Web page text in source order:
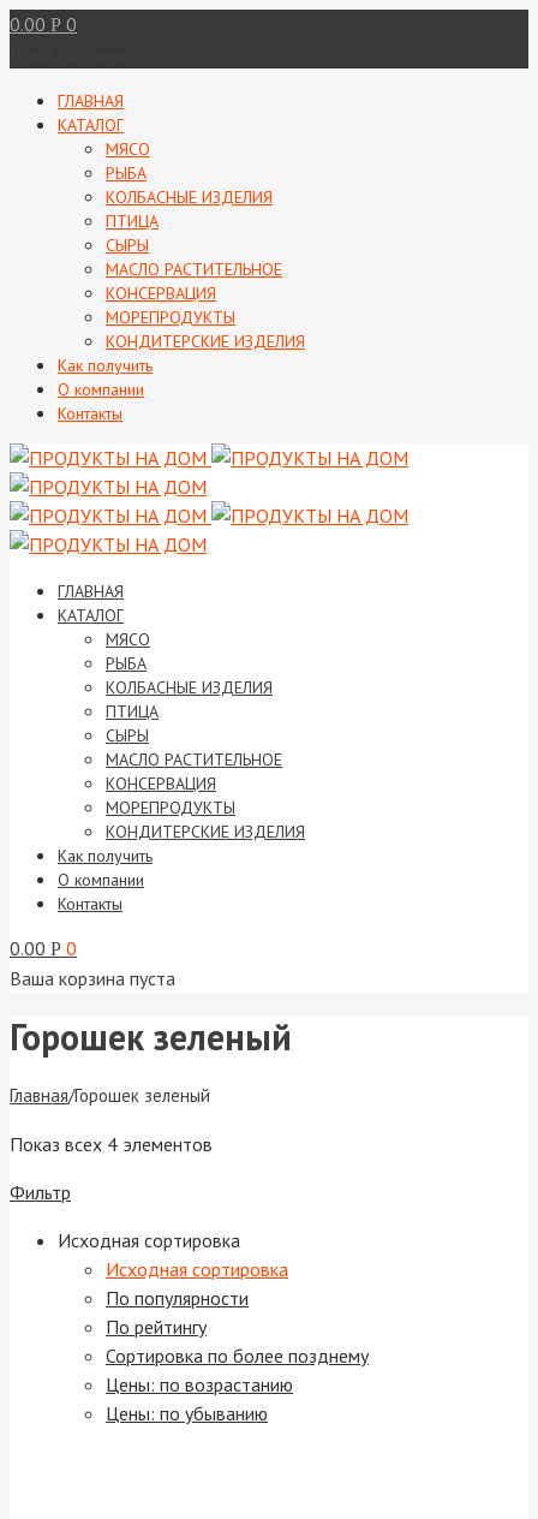
0.00 Р 0
ГЛАВНАЯ
КАТАЛОГ
МЯСО
РЫБА
КОЛБАСНЫЕ ИЗДЕЛИЯ
ПТИЦА
СЫРЫ
МАСЛО РАСТИТЕЛЬНОЕ
КОНСЕРВАЦИЯ
МОРЕПРОДУКТЫ
КОНДИТЕРСКИЕ ИЗДЕЛИЯ
Как получить
О компании
Контакты
ГЛАВНАЯ
КАТАЛОГ
МЯСО
РЫБА
КОЛБАСНЫЕ ИЗДЕЛИЯ
ПТИЦА
СЫРЫ
МАСЛО РАСТИТЕЛЬНОЕ
КОНСЕРВАЦИЯ
МОРЕПРОДУКТЫ
КОНДИТЕРСКИЕ ИЗДЕЛИЯ
Как получить
О компании
Контакты
0.00 Р 0
Ваша корзина пуста
Горошек зеленый
Главная/Горошек зеленый
Показ всех 4 элементов
Фильтр
Исходная сортировка
Исходная сортировка
По популярности
По рейтингу
Сортировка по более позднему
Цены: по возрастанию
Цены: по убыванию